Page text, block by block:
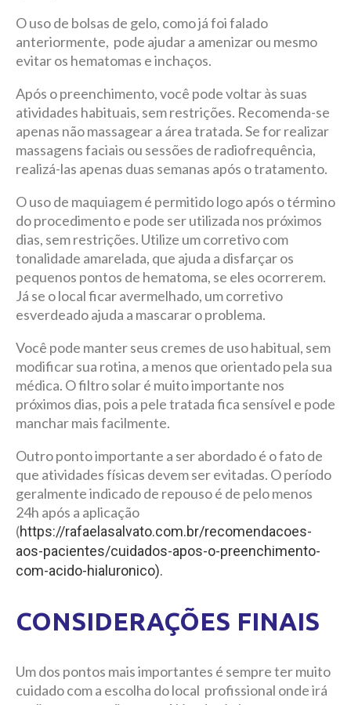
O uso de bolsas de gelo, como já foi falado
anteriormente, pode ajudar a amenizar ou mesmo
evitar os hematomas e inchaços.
Após o preenchimento, você pode voltar às suas
atividades habituais, sem restrições. Recomenda-se
apenas não massagear a área tratada. Se for realizar
massagens faciais ou sessões de radiofrequência,
realizá-las apenas duas semanas após o tratamento.
O uso de maquiagem é permitido logo após o término
do procedimento e pode ser utilizada nos próximos
dias, sem restrições. Utilize um corretivo com
tonalidade amarelada, que ajuda a disfarçar os
pequenos pontos de hematoma, se eles ocorrerem.
Já se o local ficar avermelhado, um corretivo
esverdeado ajuda a mascarar o problema.
Você pode manter seus cremes de uso habitual, sem
modificar sua rotina, a menos que orientado pela sua
médica. O filtro solar é muito importante nos
próximos dias, pois a pele tratada fica sensível e pode
manchar mais facilmente.
Outro ponto importante a ser abordado é o fato de
que atividades físicas devem ser evitadas. O período
geralmente indicado de repouso é de pelo menos
24h após a aplicação
(https://rafaelasalvato.com.br/recomendacoes-
aos-pacientes/cuidados-apos-o-preenchimento-
com-acido-hialuronico).
CONSIDERAÇÕES FINAIS
Um dos pontos mais importantes é sempre ter muito
cuidado com a escolha do local profissional onde irá